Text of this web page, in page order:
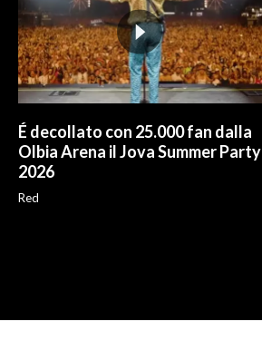
É decollato con 25.000 fan dalla
Olbia Arena il Jova Summer Party
2026
Red